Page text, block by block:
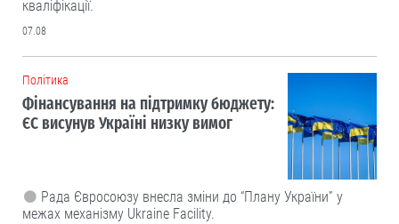
кваліфікації.
07.08
Політика
Фінансування на підтримку бюджету:
ЄС висунув Україні низку вимог
Рада Євросоюзу внесла зміни до “Плану України” у
межах механізму Ukraine Facility.